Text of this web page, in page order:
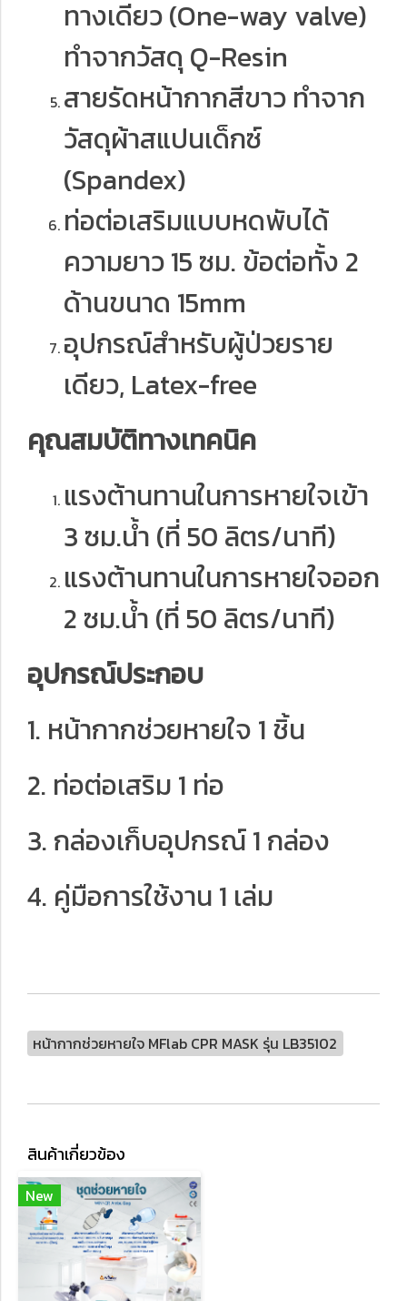
ทางเดียว (One-way valve)
ทำจากวัสดุ Q-Resin
สายรัดหน้ากากสีขาว ทำจาก
วัสดุผ้าสแปนเด็กซ์
(Spandex)
ท่อต่อเสริมแบบหดพับได้
ความยาว 15 ซม. ข้อต่อทั้ง 2
ด้านขนาด 15mm
อุปกรณ์สำหรับผู้ป่วยราย
เดียว, Latex-free
คุณสมบัติทางเทคนิค
แรงต้านทานในการหายใจเข้า
3 ซม.น้ำ (ที่ 50 ลิตร/นาที)
แรงต้านทานในการหายใจออก
2 ซม.น้ำ (ที่ 50 ลิตร/นาที)
อุปกรณ์ประกอบ
1. หน้ากากช่วยหายใจ 1 ชิ้น
2. ท่อต่อเสริม 1 ท่อ
3. กล่องเก็บอุปกรณ์ 1 กล่อง
4. คู่มือการใช้งาน 1 เล่ม
หน้ากากช่วยหายใจ MFlab CPR MASK รุ่น LB35102
สินค้าเกี่ยวข้อง
New